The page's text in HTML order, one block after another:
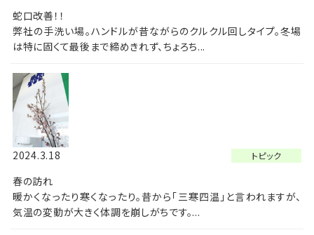
蛇口改善！！
弊社の手洗い場。ハンドルが昔ながらのクルクル回しタイプ。冬場
は特に固くて最後まで締めきれず、ちょろち...
トピック
2024.3.18
春の訪れ
暖かくなったり寒くなったり。昔から「三寒四温」と言われますが、
気温の変動が大きく体調を崩しがちです。...